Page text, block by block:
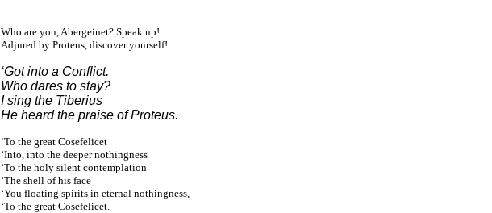
Who are you, Abergeinet? Speak up!
Adjured by Proteus, discover yourself!
‘Got into a Conflict.
Who dares to stay?
I sing the Tiberius
He heard the praise of Proteus.
‘To the great Cosefelicet
‘Into, into the deeper nothingness
‘To the holy silent contemplation
‘The shell of his face
‘You floating spirits in eternal nothingness,
‘To the great Cosefelicet.